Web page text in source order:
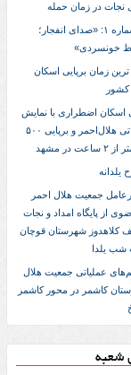
نجات در زمان حمله
اطلاعیه شماره ۱: «صدای انفجار؛
خونسردی»
زمان برپایی اسکان
اسکان اضطراری با نمایش
توان عملیاتی هلال‌احمر و برپایی ۵۰۰
در مشهد
یلدانه
جمعیت هلال احمر
از پایگاه امداد و نجات
کلاهدوز شهرستان قوچان
شب یلدا
عملیاتی جمعیت هلال
کاشمر در محور کاشمر
شعبه